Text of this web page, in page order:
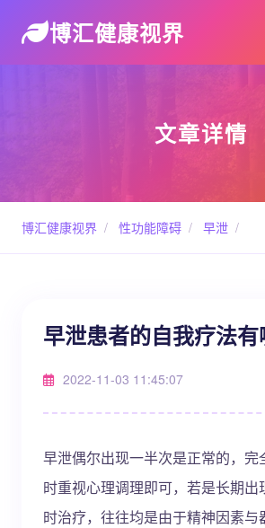
博汇健康视界
文章详情
博汇健康视界 / 性功能障碍 / 早泄 /
早泄患者的自我疗法
2022-11-03 11:45:07
早泄偶尔出现一半次是正常的，完
时重视心理调理即可，若是长期出
时治疗，往往均是由于精神因素与